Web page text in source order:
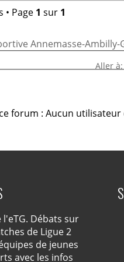
• Page 1 sur 1
Annemasse-Ambilly-
Aller à:
forum : Aucun
Débats sur
de Ligue 2
de jeunes
avec les infos